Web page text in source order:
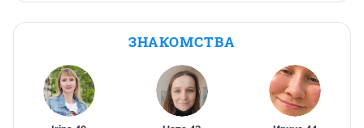
ЗНАКОМСТВА